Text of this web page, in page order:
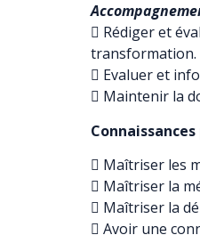
 Rédiger et
transformation.
 Evaluer et
 Maintenir la
 Maîtriser les
 Maîtriser la
 Maîtriser la
 Avoir une